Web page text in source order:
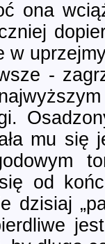
ona
w
-
mu się
się od
dzisiaj